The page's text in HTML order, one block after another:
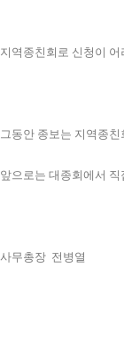
지역종친회로 신청이
그동안 종보는 지역종
앞으로는 대종회에서
사무총장 전병열